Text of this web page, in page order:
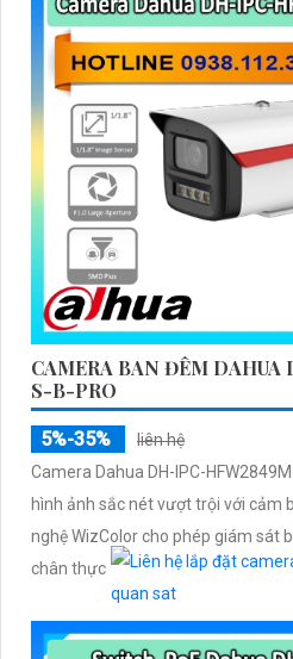
CAMERA BAN ĐÊM
S-B-PRO
5%-35%
liên hệ
Camera Dahua DH-IPC-
hình ảnh sắc nét vượt trội với cảm biến
nghệ WizColor cho phép giám sát
chân thực